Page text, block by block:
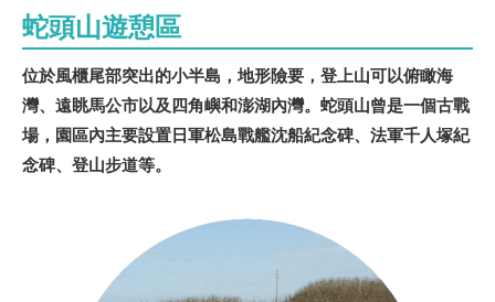
蛇頭山遊憩區
位於風櫃尾部突出的小半島，地形險要，登上山可以俯瞰海
灣、遠眺馬公市以及四角嶼和澎湖內灣。蛇頭山曾是一個古戰
場，園區內主要設置日軍松島戰艦沈船紀念碑、法軍千人塚紀
念碑、登山步道等。